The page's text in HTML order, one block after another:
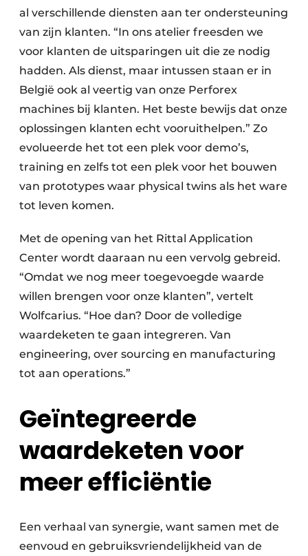
al verschillende diensten aan ter ondersteuning
van zijn klanten. “In ons atelier freesden we
voor klanten de uitsparingen uit die ze nodig
hadden. Als dienst, maar intussen staan er in
België ook al veertig van onze Perforex
machines bij klanten. Het beste bewijs dat onze
oplossingen klanten echt vooruithelpen.” Zo
evolueerde het tot een plek voor demo’s,
training en zelfs tot een plek voor het bouwen
van prototypes waar physical twins als het ware
tot leven komen.
Met de opening van het Rittal Application
Center wordt daaraan nu een vervolg gebreid.
“Omdat we nog meer toegevoegde waarde
willen brengen voor onze klanten”, vertelt
Wolfcarius. “Hoe dan? Door de volledige
waarde­keten te gaan integreren. Van
engineering, over sourcing en manufacturing
tot aan operations.”
Geïntegreerde
waardeketen voor
meer efficiëntie
Een verhaal van synergie, want samen met de
eenvoud en gebruiksvriendelijkheid van de